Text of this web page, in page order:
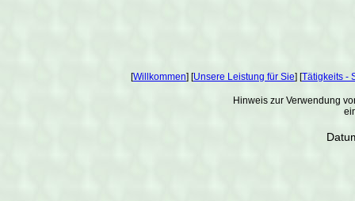
[Willkommen] [Unsere Leistung für Sie] [Tätigkeits -
Hinweis zur Verwendung